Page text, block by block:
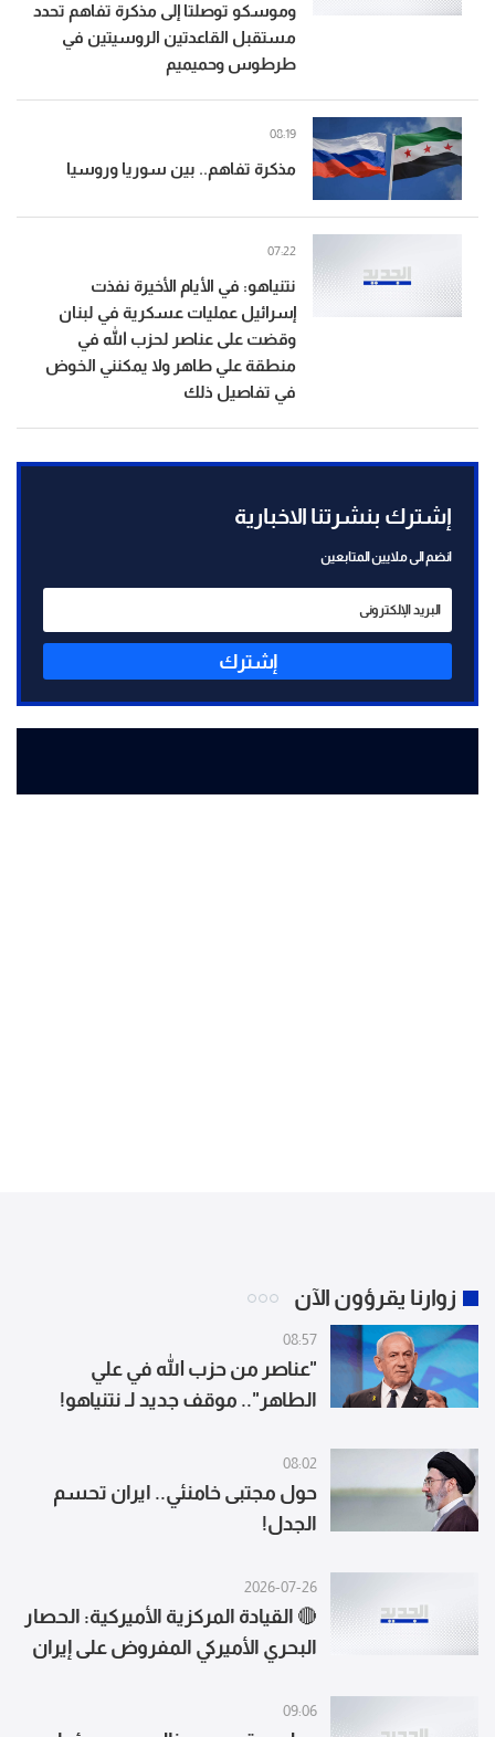
وموسكو توصلتا إلى مذكرة تفاهم تحدد
مستقبل القاعدتين الروسيتين في
طرطوس وحميميم
مذكرة تفاهم.. بين سوريا وروسيا
08:19
نتنياهو: في الأيام الأخيرة نفذت
إسرائيل عمليات عسكرية في لبنان
وقضت على عناصر لحزب الله في
منطقة علي طاهر ولا يمكنني الخوض
في تفاصيل ذلك
07:22
إشترك بنشرتنا الاخبارية
انضم الى ملايين المتابعين
إشترك
زوارنا يقرؤون الآن
08:57
"عناصر من حزب الله في علي
الطاهر".. موقف جديد لـ نتنياهو!
08:02
حول مجتبى خامنئي.. ايران تحسم
الجدل!
2026-07-26
🔴 القيادة المركزية الأميركية: الحصار
البحري الأميركي المفروض على إيران
09:06